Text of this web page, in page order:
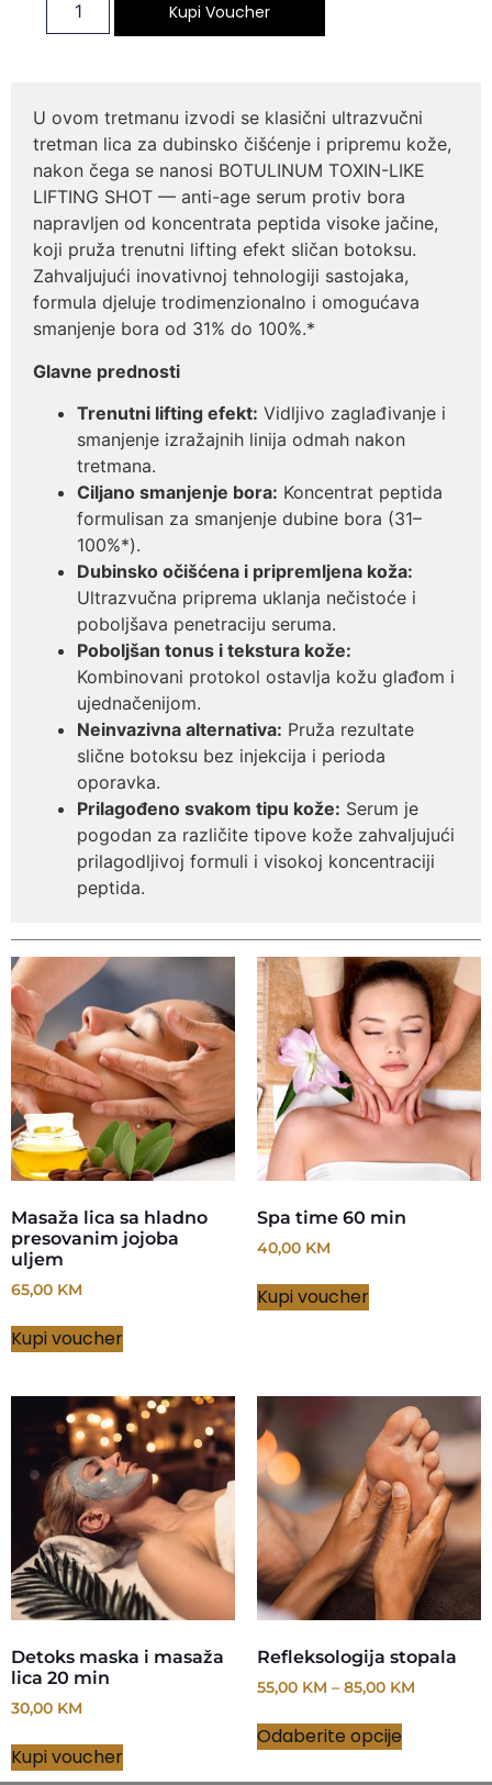
Kupi Voucher
U ovom tretmanu izvodi se klasični ultrazvučni
tretman lica za dubinsko čišćenje i pripremu kože,
nakon čega se nanosi BOTULINUM TOXIN-LIKE
LIFTING SHOT — anti-age serum protiv bora
napravljen od koncentrata peptida visoke jačine,
koji pruža trenutni lifting efekt sličan botoksu.
Zahvaljujući inovativnoj tehnologiji sastojaka,
formula djeluje trodimenzionalno i omogućava
smanjenje bora od 31% do 100%.*
Glavne prednosti
Trenutni lifting efekt: Vidljivo zaglađivanje i
smanjenje izražajnih linija odmah nakon
tretmana.
Ciljano smanjenje bora: Koncentrat peptida
formulisan za smanjenje dubine bora (31–
100%*).
Dubinsko očišćena i pripremljena koža:
Ultrazvučna priprema uklanja nečistoće i
poboljšava penetraciju seruma.
Poboljšan tonus i tekstura kože:
Kombinovani protokol ostavlja kožu glađom i
ujednačenijom.
Neinvazivna alternativa: Pruža rezultate
slične botoksu bez injekcija i perioda
oporavka.
Prilagođeno svakom tipu kože: Serum je
pogodan za različite tipove kože zahvaljujući
prilagodljivoj formuli i visokoj koncentraciji
peptida.
Masaža lica sa hladno
presovanim jojoba
uljem
65,00 KM
Kupi voucher
Spa time 60 min
40,00 KM
Kupi voucher
Detoks maska i masaža
lica 20 min
30,00 KM
Kupi voucher
Refleksologija stopala
55,00 KM – 85,00 KM
Odaberite opcije